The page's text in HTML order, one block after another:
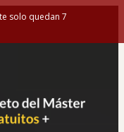
solo quedan 7